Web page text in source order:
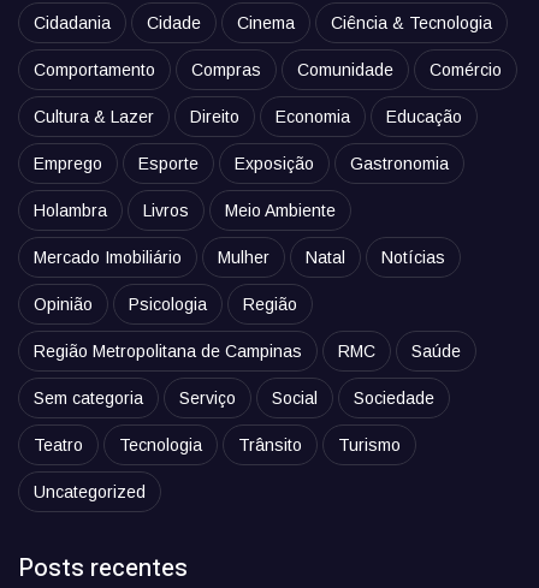
Cidadania Cidade Cinema Ciência & Tecnologia
Comportamento Compras Comunidade Comércio
Cultura & Lazer Direito Economia Educação
Emprego Esporte Exposição Gastronomia
Holambra Livros Meio Ambiente
Mercado Imobiliário Mulher Natal Notícias
Opinião Psicologia Região
Região Metropolitana de Campinas RMC Saúde
Sem categoria Serviço Social Sociedade
Teatro Tecnologia Trânsito Turismo
Uncategorized
Posts recentes